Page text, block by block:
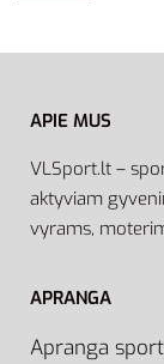
APIE MUS
VLSport.lt –
aktyviam
vyrams,
APRANGA
Apranga